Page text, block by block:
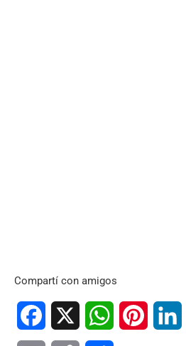
Compartí con amigos
Facebook WhatsAppPinterest